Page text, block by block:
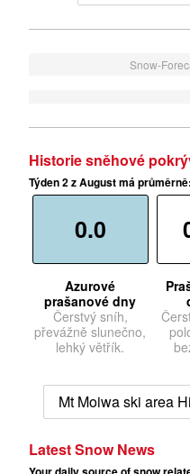
Snow-
Historie sněhové
Týden 2 z August má průměrně:
0.0
Azurové
prašanové dny
Čerstvý sníh,
převážně slunečno,
lehký větřík.
Mt Moiwa ski area